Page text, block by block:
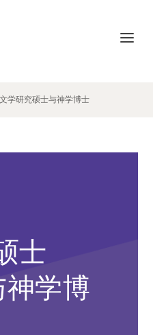
文学研究硕士与神学博士
士
学博